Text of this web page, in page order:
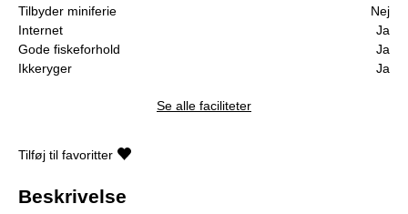
Tilbyder miniferie
Nej
Internet
Ja
Gode fiskeforhold
Ja
Ikkeryger
Ja
Se alle faciliteter
Tilføj til favoritter
Beskrivelse